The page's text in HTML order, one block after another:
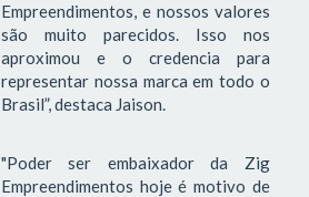
Empreendimentos, e nossos valores
são muito parecidos. Isso nos
aproximou e o credencia para
representar nossa marca em todo o
Brasil”, destaca Jaison.
"Poder ser embaixador da Zig
Empreendimentos hoje é motivo de